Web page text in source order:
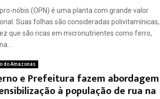
nóbis (OPN) é uma planta com grande valor
Suas folhas são consideradas polivitamínicas,
que são ricas em micronutrientes como ferro,
do Amazonas
e Prefeitura fazem abordagem
à população de rua na